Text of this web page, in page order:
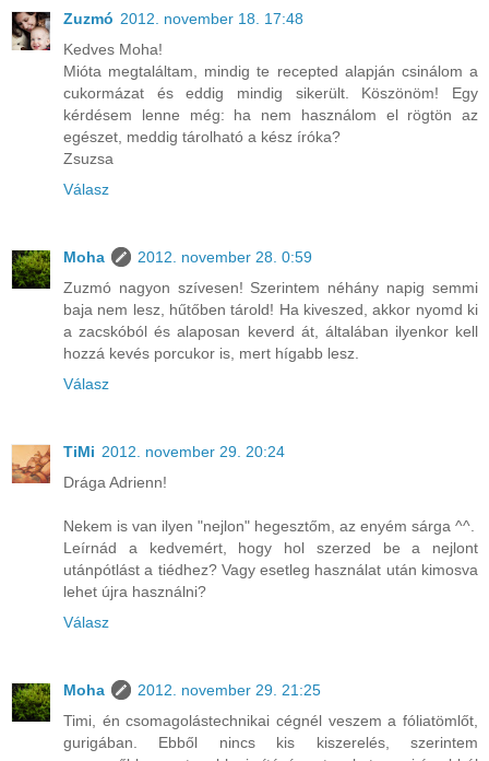
Zuzmó 2012. november 18. 17:48
Kedves Moha!
Mióta megtaláltam, mindig te recepted alapján csinálom a
cukormázat és eddig mindig sikerült. Köszönöm! Egy
kérdésem lenne még: ha nem használom el rögtön az
egészet, meddig tárolható a kész íróka?
Zsuzsa
Válasz
Moha
2012. november 28. 0:59
Zuzmó nagyon szívesen! Szerintem néhány napig semmi
baja nem lesz, hűtőben tárold! Ha kiveszed, akkor nyomd ki
a zacskóból és alaposan keverd át, általában ilyenkor kell
hozzá kevés porcukor is, mert hígabb lesz.
Válasz
TiMi 2012. november 29. 20:24
Drága Adrienn!
Nekem is van ilyen "nejlon" hegesztőm, az enyém sárga ^^.
Leírnád a kedvemért, hogy hol szerzed be a nejlont
utánpótlást a tiédhez? Vagy esetleg használat után kimosva
lehet újra használni?
Válasz
Moha
2012. november 29. 21:25
Timi, én csomagolástechnikai cégnél veszem a fóliatömlőt,
gurigában. Ebből nincs kis kiszerelés, szerintem